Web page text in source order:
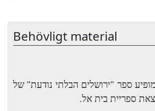
Behövligt material
ספר "ירושלים הבלתי נודעת" של
ספריית בית אל.